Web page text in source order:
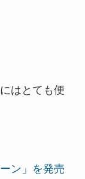
はとても便
ン」を発売